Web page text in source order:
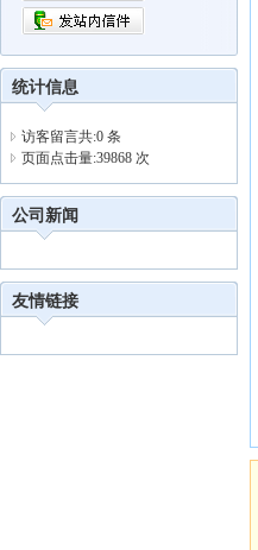
统计信息
访客留言共:0 条
页面点击量:39868 次
公司新闻
友情链接